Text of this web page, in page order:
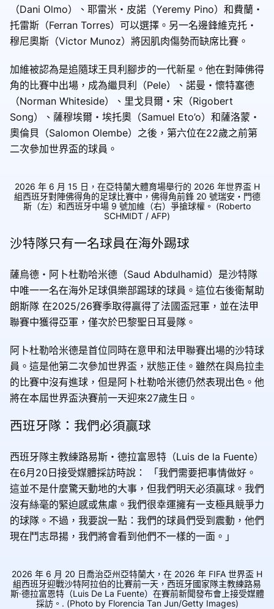
（Dani Olmo）、耶雷米・皮諾（Yeremy Pino）和費蘭・
托雷斯（Ferran Torres）可以選擇。另一名邊鋒維克托・
穆尼奧斯（Victor Munoz）將因肌肉傷勢而缺席比賽。
加維被認為是追隨球王貝利腳步的一代新星。他在對陣佛得
角的比賽中出場，成為繼貝利（Pele）、諾曼・懷特塞德
（Norman Whiteside）、里戈貝爾・宋（Rigobert
Song）、薩穆埃爾・埃托奧（Samuel Eto’o）和薩洛蒙・
奧倫貝（Salomon Olembe）之後，第六位在22歲之前第
二次參加世界盃的球員。
2026 年 6 月 15 日，在亞特蘭大體育場舉行的 2026 年世界盃 H
組西班牙對陣佛得角的足球比賽中，佛得角前鋒 20 號瑞安・門德
斯（左）和西班牙中場 9 號加維（右）爭搶球權。 (Roberto
SCHMIDT / AFP)
沙特隊只有一名球員在海外踢球
薩烏德・阿卜杜勒哈米德（Saud Abdulhamid）是沙特隊
中唯一一名在海外足球俱樂部踢球的球員。這位右後衛幫助
朗斯隊 在2025/26賽季取得贏得了法國盃冠軍，並在法甲
聯賽中獲得亞軍，僅次於巴黎聖日耳曼隊。
阿卜杜勒哈米德是首位同時在意甲和法甲聯賽出場的沙特球
員。這是他第二次參加世界盃，狀態正佳。雖然在與烏拉圭
的比賽中沒有進球，但是阿卜杜勒哈米德仍然表現出色。他
將在本屆世界盃決賽前一天迎來27歲生日。
西班牙隊：我們必須贏球
西班牙隊主教練路易斯・德拉富恩特（Luis de la Fuente）
在6月20日接受媒體採訪時說： 「我們需要把事情做好。
這並不是什麼驚天動地的大事，但我們明天必須贏球。我們
沒有絲毫的緊迫感或焦慮。我們很幸運擁有一支極具競爭力
的球隊。不過，我要說一點：我們的球員們受到震動，他們
現在鬥志昂揚，我們將會看到他們不一樣的一面。」
2026 年 6 月 20 日喬治亞州亞特蘭大，在 2026 年 FIFA 世界盃 H
組西班牙迎戰沙特阿拉伯的比賽前一天，西班牙國家隊主教練路易
斯·德拉富恩特（Luis De La Fuente）在賽前新聞發布會上接受媒體
採訪。. (Photo by Florencia Tan Jun/Getty Images)